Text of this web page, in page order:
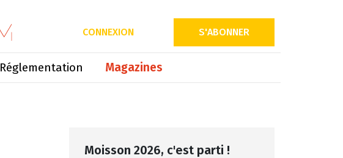
CONNEXION S'ABONNER
Réglementation Magazines
Moisson 2026, c'est parti !